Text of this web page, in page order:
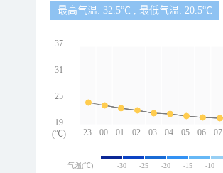
最高气温: 32.5℃ , 最低气温: 20.5℃
23 00 01 02 03 04 05 06 07
37
31
25
19
(℃)
气温(℃) -30 -25 -20 -15 -10